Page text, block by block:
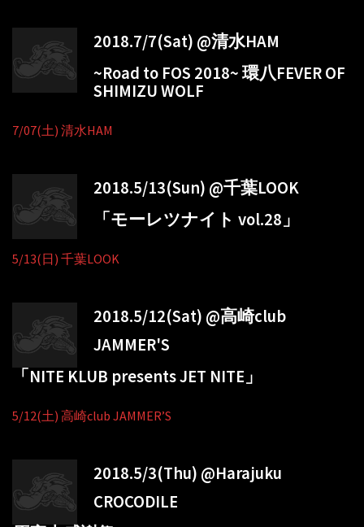
2018.7/7(Sat) @清水HAM
~Road to FOS 2018~ 環八FEVER OF
SHIMIZU WOLF
7/07(土) 清水HAM
2018.5/13(Sun) @千葉LOOK
「モーレツナイト vol.28」
5/13(日) 千葉LOOK
2018.5/12(Sat) @高崎club
JAMMER'S
「NITE KLUB presents JET NITE」
5/12(土) 高崎club JAMMER’S
2018.5/3(Thu) @Harajuku
CROCODILE